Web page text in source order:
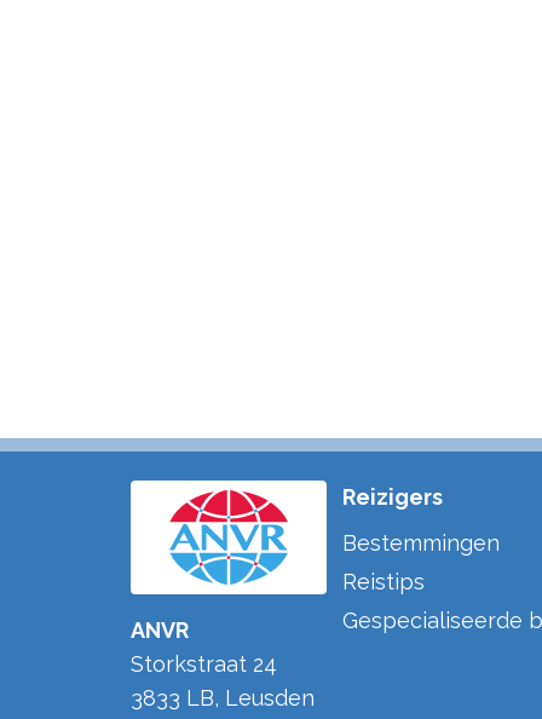
ANVR
Storkstraat 24
3833 LB, Leusden
Reizigers
Bestemmingen
Reistips
Gespecialiseerde